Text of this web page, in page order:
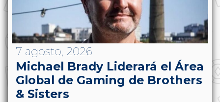
7 agosto, 2026
Michael Brady Liderará el Área
Global de Gaming de Brothers
& Sisters